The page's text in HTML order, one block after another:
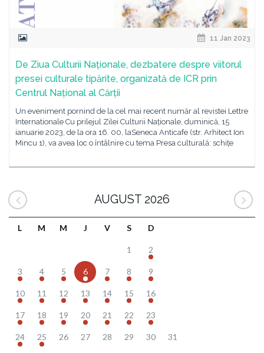
11 Jan 2023
De Ziua Culturii Naționale, dezbatere despre viitorul
presei culturale tipărite, organizată de ICR prin
Centrul Național al Cărții
Un eveniment pornind de la cel mai recent număr al revistei Lettre
Internationale Cu prilejul Zilei Culturii Naționale, duminică, 15
ianuarie 2023, de la ora 16. 00, laSeneca Anticafe (str. Arhitect Ion
Mincu 1), va avea loc o întâlnire cu tema Presa culturală: schițe
AUGUST 2026
L M M J V S D
1 2
3 4 5 6 7 8 9
10 11 12 13 14 15 16
17 18 19 20 21 22 23
24 25 26 27 28 29 30 31